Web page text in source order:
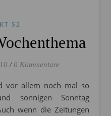
52
/ 0 Kommentare
sonnigen Sonntag
wenn die Zeitungen